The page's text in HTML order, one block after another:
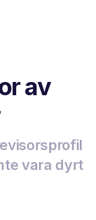
av
vara dyrt